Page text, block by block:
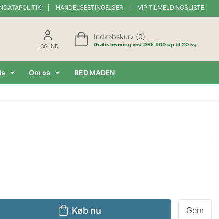
HANDELSBETINGELSER VIP TILMELDINGSLISTE
LOG IND
Indkøbskurv (0)
Gratis levering ved DKK 500 op til 20 kg
Om os RED MADEN
Køb nu Gem